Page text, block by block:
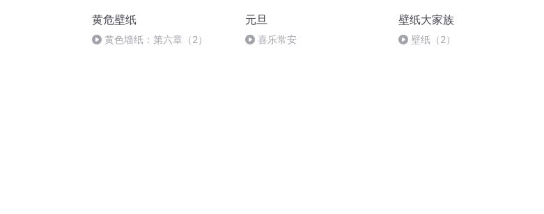
黄危壁纸
黄色墙纸：第六章（2）
元旦
喜乐常安
壁纸大家族
壁纸（2）